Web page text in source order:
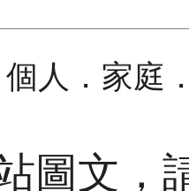
個人．家庭
圖文，